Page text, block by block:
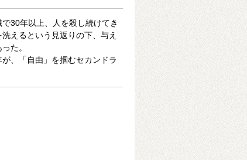
30年以上、人を殺し続けてき
えるという見返りの下、与え
た。
、「自由」を掴むセカンドラ